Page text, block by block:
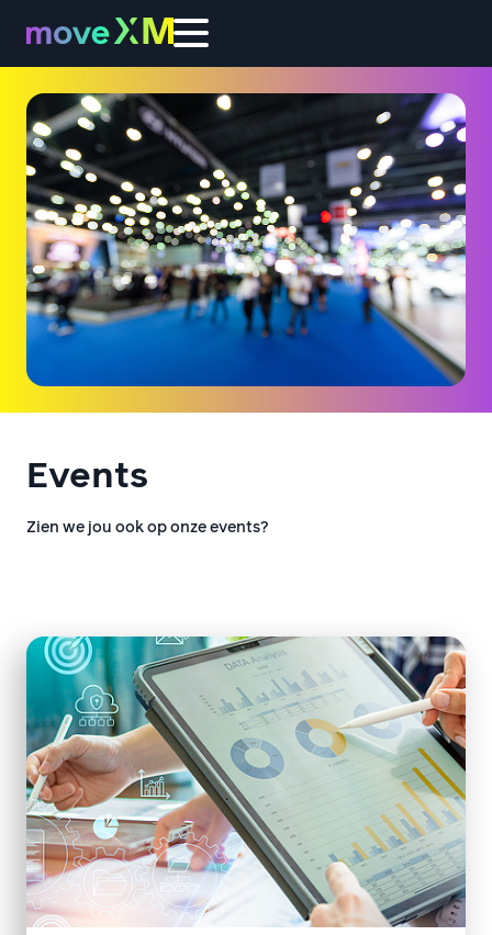
Events
Zien we jou ook op onze events?